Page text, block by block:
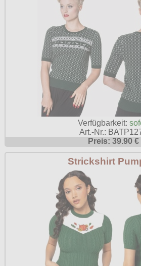
Verfügbarkeit:
Art.-Nr.:
Preis: 39.90 €
Strickshirt